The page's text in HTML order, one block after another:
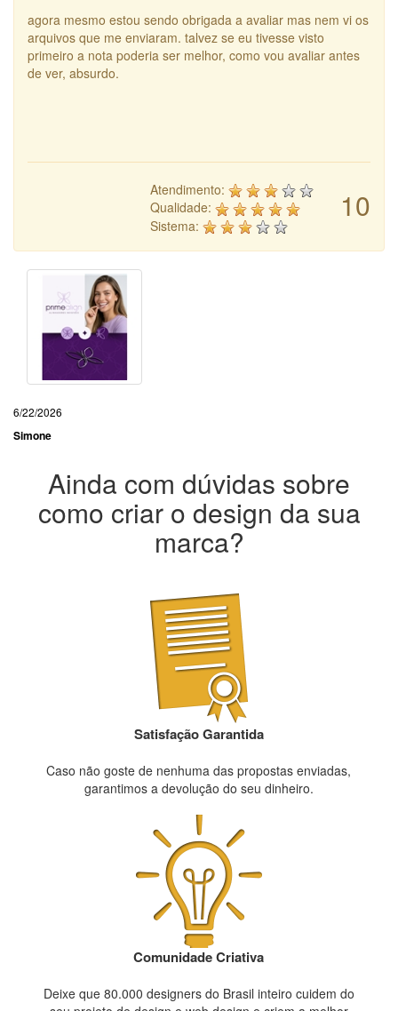
agora mesmo estou sendo obrigada a avaliar mas nem vi os
arquivos que me enviaram. talvez se eu tivesse visto
primeiro a nota poderia ser melhor, como vou avaliar antes
de ver, absurdo.
10
Atendimento:
Qualidade:
Sistema:
6/22/2026
Simone
Ainda com dúvidas sobre
como criar o design da sua
marca?
Satisfação Garantida
Caso não goste de nenhuma das propostas enviadas,
garantimos a devolução do seu dinheiro.
Comunidade Criativa
Deixe que 80.000 designers do Brasil inteiro cuidem do